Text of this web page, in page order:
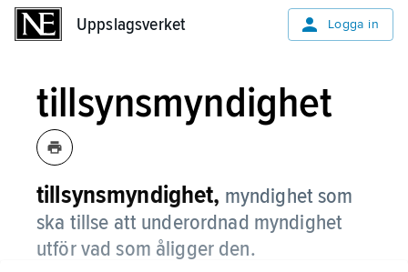
Uppslagsverket Logga in
tillsynsmyndighet
tillsynsmyndighet, myndighet som
ska tillse att underordnad myndighet
utför vad som åligger den.